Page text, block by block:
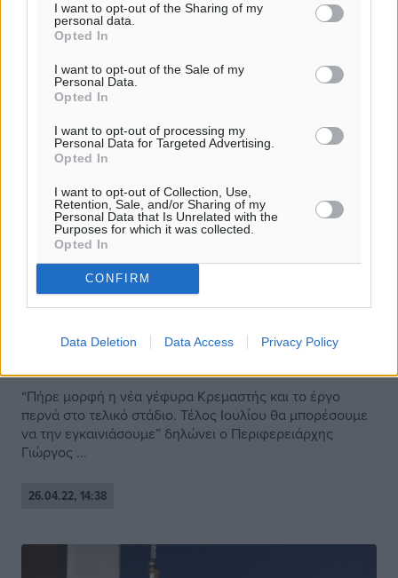
I want to opt-out of the Sharing of my
personal data.
Opted In
I want to opt-out of the Sale of my
Personal Data.
Opted In
I want to opt-out of processing my
Personal Data for Targeted Advertising.
Opted In
I want to opt-out of Collection, Use,
Retention, Sale, and/or Sharing of my
Personal Data that Is Unrelated with the
Purposes for which it was collected.
Opted In
CONFIRM
Data Deletion Data Access Privacy Policy
Γ. Χατζημάρκος: Γέφυρα Κρεμαστής –
“Πήρε μορφή η νέα γέφυρα Κρεμαστής και το έργο
περνά στο τελικό στάδιο. Τέλος Ιουλίου θα μπορέσουμε
να την εγκαινιάσουμε” δηλώνει ο Περιφερειάρχης
Γιώργος ...
26.04.22, 14:38